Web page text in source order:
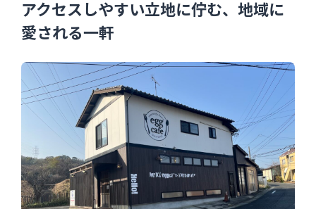
アクセスしやすい立地に佇む、地域に
愛される一軒